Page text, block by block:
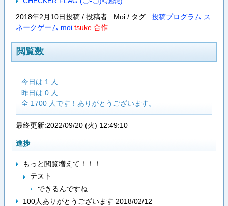
2018年2月10日投稿 / 投稿者 : Moi / タグ : 投稿プログラム ス
ネークゲーム moi tsuke 合作
閲覧数
今日は 1 人
昨日は 0 人
全 1700 人です！ありがとうございます。
最終更新:2022/09/20 (火) 12:49:10
進捗
もっと閲覧増えて！！！
テスト
できるんですね
100人ありがとうございます 2018/02/12